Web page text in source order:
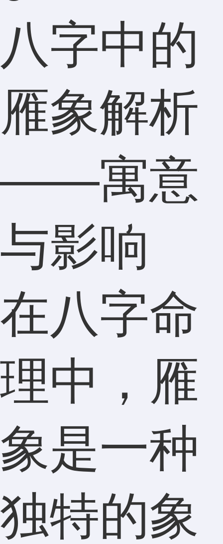
八字中的
雁象解析
——寓意
与影响
在八字命
理中，雁
象是一种
独特的象